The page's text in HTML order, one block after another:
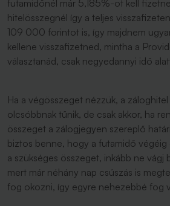
futamidőnél már 5,185%-ot kell
hitelösszegnél így a teljes
109 000 forintot is, így majdnem
kellene visszafizetned, mintha a
választanád, csak negyedannyi idő
Ha a végösszeget nézzük, a
olcsóbbnak tűnik, de csak akkor, ha
összeget a zálogjegyen szereplő
biztos benne, hogy a futamidő
a szükséges összeget, inkább ne vágj
mert már néhány nap csúszás is
fog okozni, így egyre nehezebbé fog